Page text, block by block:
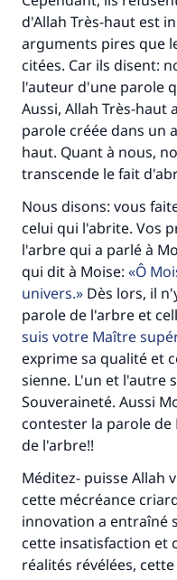
d'Allah Très-haut est
arguments pires que
citées. Car ils disent:
l'auteur d'une parole
Aussi, Allah Très-haut
parole créée dans un
haut. Quant à nous,
transcende le fait
Nous disons: vous
celui qui l'abrite. Vos
l'arbre qui a parlé à
qui dit à Moise:
Ô
univers.
Dès lors, il
parole de l'arbre et
suis votre Maître
exprime sa qualité et
sienne. L'un et l'autre
Souveraineté. Aussi
contester la parole
de l'arbre!!
Méditez- puisse Allah
cette mécréance
innovation a entraîné
cette insatisfaction et
réalités révélées,